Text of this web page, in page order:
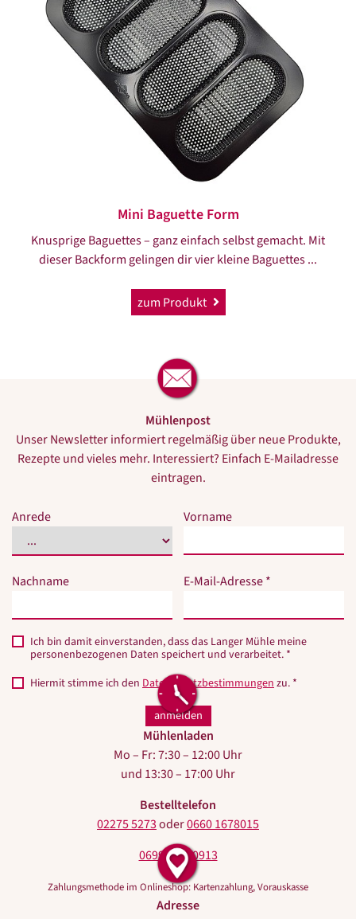
Mini Baguette Form
Knusprige Baguettes – ganz einfach selbst gemacht. Mit
dieser Backform gelingen dir vier kleine Baguettes ...
zum Produkt
Mühlenpost
Unser Newsletter informiert regelmäßig über neue Produkte,
Rezepte und vieles mehr. Interessiert? Einfach E-Mailadresse
eintragen.
Bitte
Feld
nicht
ausfüllen.
Bitte
Feld
nicht
ausfüllen.
Anrede Vorname
Nachname E-Mail-Adresse *
Ich bin damit einverstanden, dass das Langer Mühle meine
personenbezogenen Daten speichert und verarbeitet. *
Hiermit stimme ich den Datenschutzbestimmungen zu. *
Mühlenladen
Mo – Fr: 7:30 – 12:00 Uhr
und 13:30 – 17:00 Uhr
Bestelltelefon
02275 5273oder0660 1678015
0699 10440913
Zahlungsmethode im Onlineshop: Kartenzahlung, Vorauskasse
Adresse